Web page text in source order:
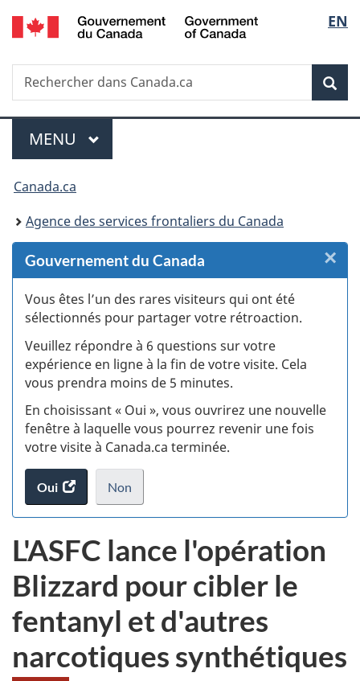
Passer
au
des
Passer
au
principal
Passer
à
Au
du
Passer
à
version
simplifiée
de
la
EN
Recherche
Rechercher
dans
Menu
MENU PRINCIPAL
Vous
êtes
ici :
Canada.ca
Agence des services frontaliers du Canada
Gouvernement du Canada
Vous êtes l’un des rares visiteurs qui ont été
sélectionnés pour partager votre rétroaction.
Veuillez répondre à 6 questions sur votre
expérience en ligne à la fin de votre visite. Cela
vous prendra moins de 5 minutes.
En choisissant « Oui », vous ouvrirez une nouvelle
fenêtre à laquelle vous pourrez revenir une fois
votre visite à Canada.ca terminée.
Oui
accéder
au
Non
je
veux
pas
participer
au
sondage
du
site
web,
.
×
L'ASFC lance l'opération
Blizzard pour cibler le
fentanyl et d'autres
narcotiques synthétiques